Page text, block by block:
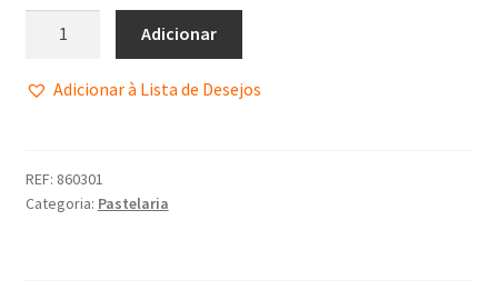
Adicionar
Adicionar à Lista de Desejos
REF: 860301
Categoria: Pastelaria